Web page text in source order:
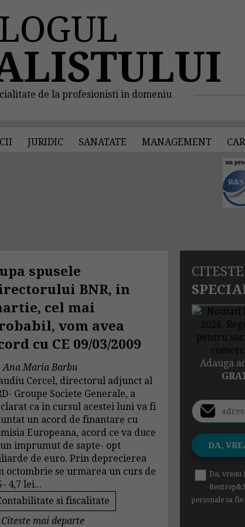
de la profesionisti in domeniu
JURIDIC SANATATE MANAGEMENT
spusele
BNR, in
cel mai
vom avea
cu CE 09/03/2009
Ana Maria Barbu
Cercel, directorul adjunct al
Groupe Societe Generale, a
ca in cursul acestei luni va fi
un acord de finantare cu
Europeana, acord ce va duce
imprumut de sapte- opt
de euro. Prin deprecierea
octombrie se urmarea un curs de
4,7 lei...
si fiscalitate
Citeste mai departe
CITESTE
Adauga
Da, vreau
personale sa